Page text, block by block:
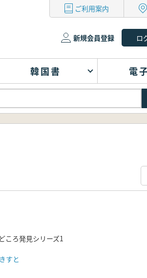
ご利用案内
新規会員登録
韓国書 電
ころ発見シリーズ1
すと